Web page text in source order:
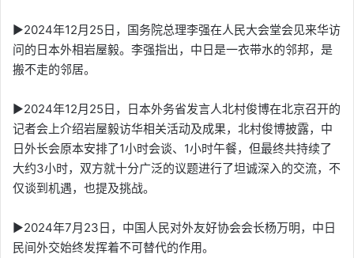
▶2024年12月25日，国务院总理李强在人民大会堂会见来华访
问的日本外相岩屋毅。李强指出，中日是一衣带水的邻邦，是
搬不走的邻居。
▶2024年12月25日，日本外务省发言人北村俊博在北京召开的
记者会上介绍岩屋毅访华相关活动及成果，北村俊博披露，中
日外长会原本安排了1小时会谈、1小时午餐，但最终共持续了
大约3小时，双方就十分广泛的议题进行了坦诚深入的交流，不
仅谈到机遇，也提及挑战。
▶2024年7月23日，中国人民对外友好协会会长杨万明，中日
民间外交始终发挥着不可替代的作用。